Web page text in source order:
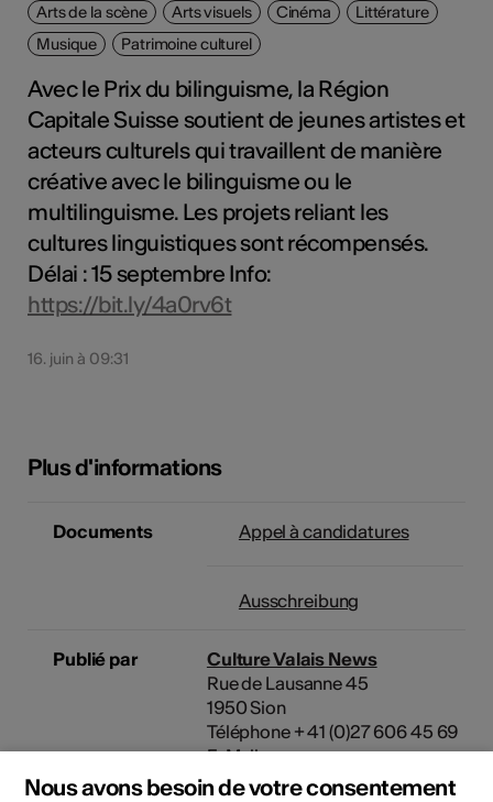
Arts de la scène Arts visuels Cinéma
Littérature
Musique
Patrimoine culturel
Avec le Prix du bilinguisme, la Région
Capitale Suisse soutient de jeunes artistes et
acteurs culturels qui travaillent de manière
créative avec le bilinguisme ou le
multilinguisme. Les projets reliant les
cultures linguistiques sont récompensés.
Délai : 15 septembre Info:
https://bit.ly/4a0rv6t
16. juin à 09:31
Plus d'informations
Documents Appel à candidatures
Ausschreibung
Publié par
Culture Valais News
Rue de Lausanne 45
1950 Sion
Téléphone + 41 (0)27 606 45 69
E-Mail
Site Internet
Nous avons besoin de votre consentement